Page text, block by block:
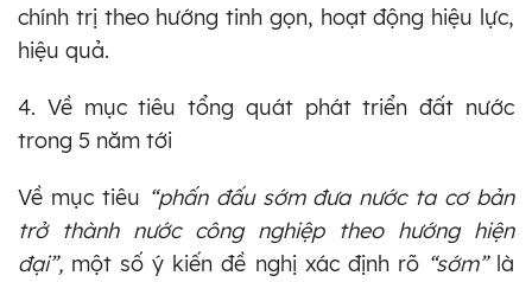
chính trị theo hướng tinh gọn, hoạt động hiệu lực,
hiệu quả.
4. Về mục tiêu tổng quát phát triển đất nước
trong 5 năm tới
Về mục tiêu “phấn đấu sớm đưa nước ta cơ bản
trở thành nước công nghiệp theo hướng hiện
đại”, một số ý kiến đề nghị xác định rõ “sớm”là